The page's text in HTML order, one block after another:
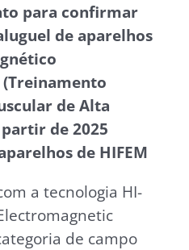
para confirmar
de aparelhos
(Treinamento
de Alta
de 2025
de HIFEM
a tecnologia HI-
de campo